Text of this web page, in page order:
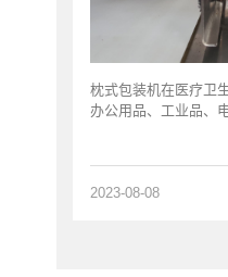
枕式包装机在医疗卫
办公用品、工业品、
2023-08-08